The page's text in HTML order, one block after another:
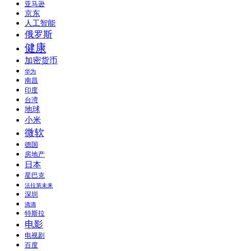
亚马逊
京东
人工智能
俄罗斯
健康
加密货币
华为
南昌
印度
台湾
地球
小米
微软
德国
房地产
日本
星巴克
法拉第未来
深圳
滴滴
特斯拉
电影
电视剧
百度